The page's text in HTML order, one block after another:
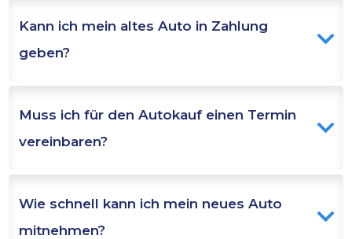
Kann ich mein altes Auto in Zahlung
geben?
Muss ich für den Autokauf einen Termin
vereinbaren?
Wie schnell kann ich mein neues Auto
mitnehmen?